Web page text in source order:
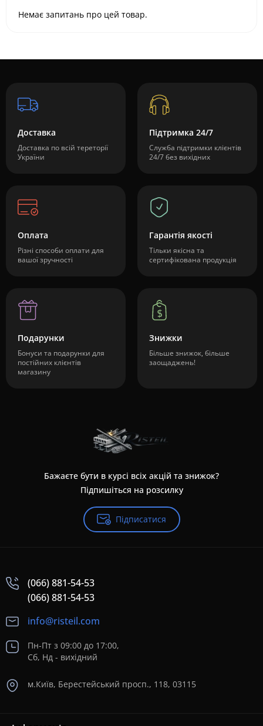
Немає запитань про цей товар.
Доставка
Доставка по всій тереторії
України
Підтримка 24/7
Служба підтримки клієнтів
24/7 без вихідних
Оплата
Різні способи оплати для
вашої зручності
Гарантія якості
Тільки якісна та
сертифікована продукція
Подарунки
Бонуси та подарунки для
постійних клієнтів
магазину
Знижки
Більше знижок, більше
заощаджень!
Бажаєте бути в курсі всіх акцій та знижок?
Підпишіться на розсилку
Підписатися
(066) 881-54-53
(066) 881-54-53
info@risteil.com
Пн-Пт з 09:00 до 17:00,
Сб, Нд - вихідний
м.Київ, Берестейський просп., 118, 03115